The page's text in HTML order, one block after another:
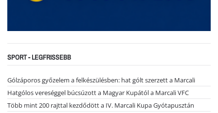
SPORT - LEGFRISSEBB
Gólzáporos győzelem a felkészülésben: hat gólt szerzett a Marcali
Hatgólos vereséggel búcsúzott a Magyar Kupától a Marcali VFC
Több mint 200 rajttal kezdődött a IV. Marcali Kupa Gyótapusztán